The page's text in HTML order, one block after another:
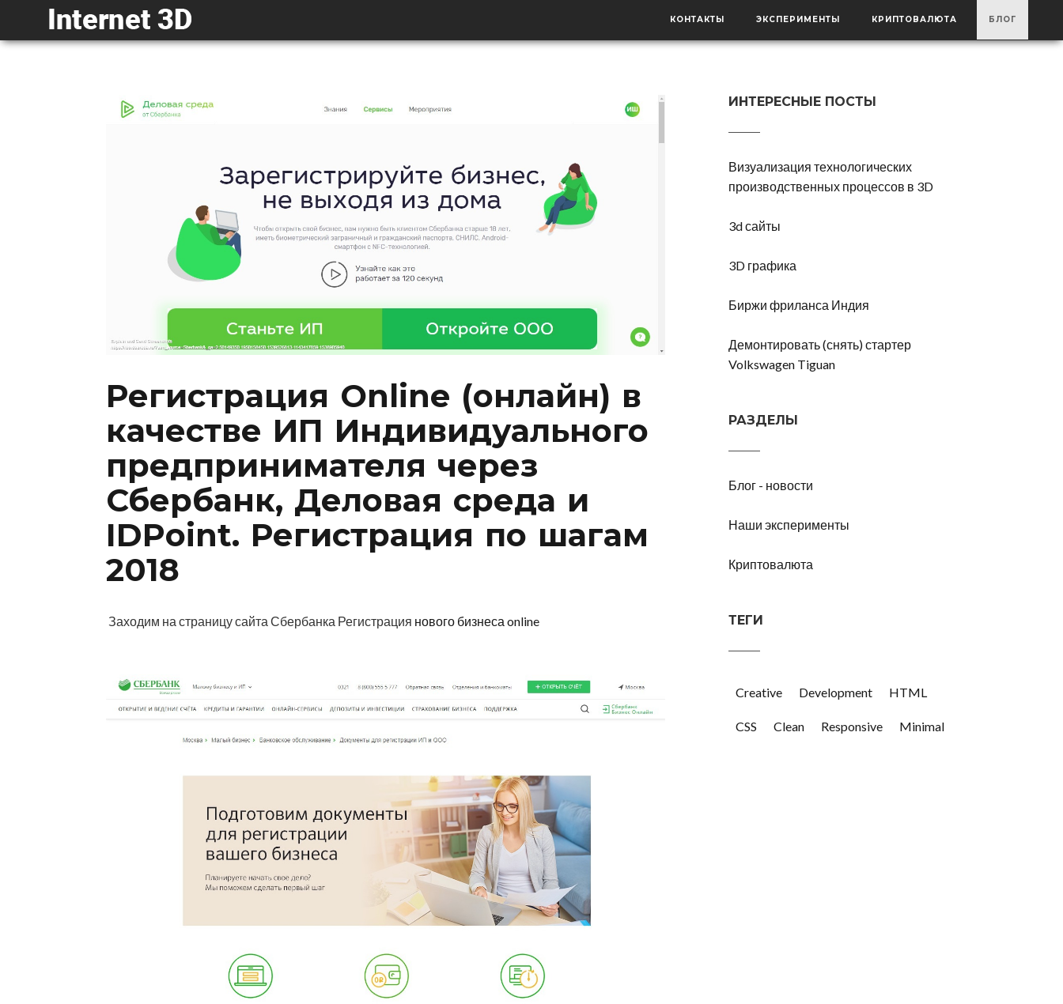
КОНТАКТЫ ЭКСПЕРИМЕНТЫ КРИПТОВАЛЮТА БЛОГ
Регистрация Online (онлайн) в
качестве ИП Индивидуального
предпринимателя через
Сбербанк, Деловая среда и
IDPoint. Регистрация по шагам
2018
Заходим на страницу сайта Сбербанка Регистрация нового бизнеса online
ИНТЕРЕСНЫЕ ПОСТЫ
Визуализация технологических
производственных процессов в 3D
3d сайты
3D графика
Биржи фриланса Индия
Демонтировать (снять) стартер
Volkswagen Tiguan
РАЗДЕЛЫ
Блог - новости
Наши эксперименты
Криптовалюта
ТЕГИ
Creative Development HTML
CSS Clean Responsive Minimal